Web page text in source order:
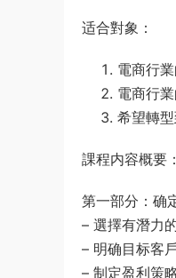
适合對象：
電商行
電商行
希望轉
課程内容概要：
第一部分：确
– 選擇有潛力
– 明确目标客
– 制定盈利策